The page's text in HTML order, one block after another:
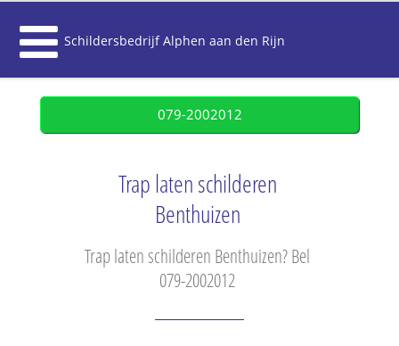
Schildersbedrijf Alphen aan den Rijn
079-2002012
Trap laten schilderen
Benthuizen
Trap laten schilderen Benthuizen? Bel
079-2002012